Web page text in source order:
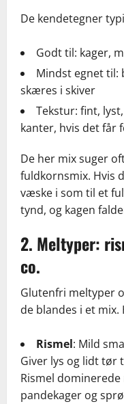
De kendetegner
Godt til: kager,
Mindst egnet til:
skæres i skiver
Tekstur: fint,
kanter, hvis det får
De her mix suger
fuldkornsmix. Hvis
væske i som til et
tynd, og kagen
2. Meltyper:
co.
Glutenfri meltyper
de blandes i et
Rismel: Mild
Giver lys og lidt tør
Rismel
pandekager og